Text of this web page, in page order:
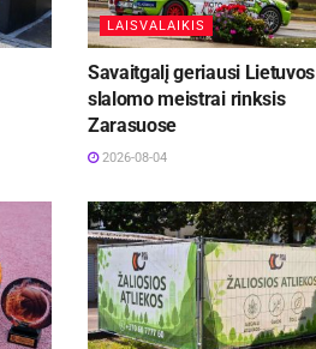
LAISVALAIKIS
Savaitgalį geriausi Lietuvos
slalomo meistrai rinksis
Zarasuose
2026-08-04